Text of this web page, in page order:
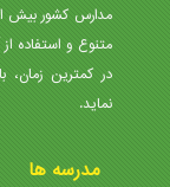
مدارس کشور بیش
متنوع و استفاده
در کمترین زمان،
نماید.
مدرسه ها